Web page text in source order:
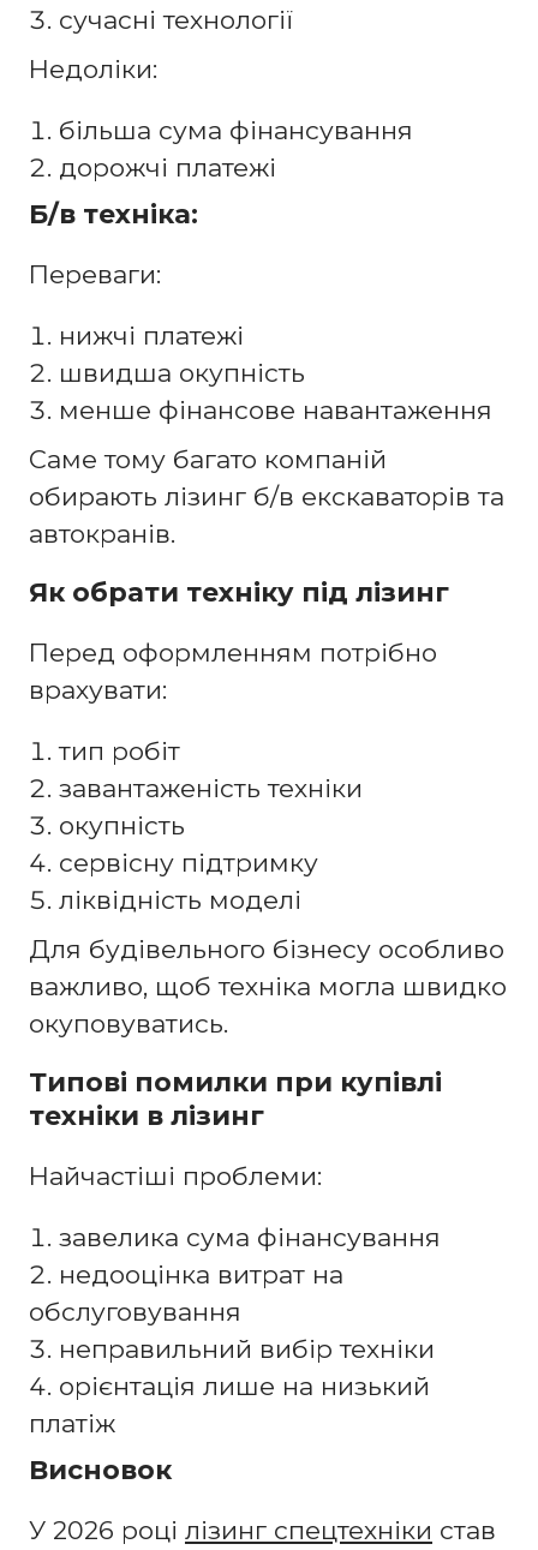
сучасні технології
Недоліки:
більша сума фінансування
дорожчі платежі
Б/в техніка:
Переваги:
нижчі платежі
швидша окупність
менше фінансове навантаження
Саме тому багато компаній
обирають лізинг б/в екскаваторів та
автокранів.
Як обрати техніку під лізинг
Перед оформленням потрібно
врахувати:
тип робіт
завантаженість техніки
окупність
сервісну підтримку
ліквідність моделі
Для будівельного бізнесу особливо
важливо, щоб техніка могла швидко
окуповуватись.
Типові помилки при купівлі
техніки в лізинг
Найчастіші проблеми:
завелика сума фінансування
недооцінка витрат на
обслуговування
неправильний вибір техніки
орієнтація лише на низький
платіж
Висновок
У 2026 році лізинг спецтехніки став